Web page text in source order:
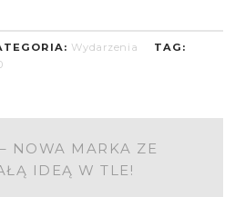
Wydarzenia
TAG:
NOWA MARKA ZE
IDEĄ W TLE!